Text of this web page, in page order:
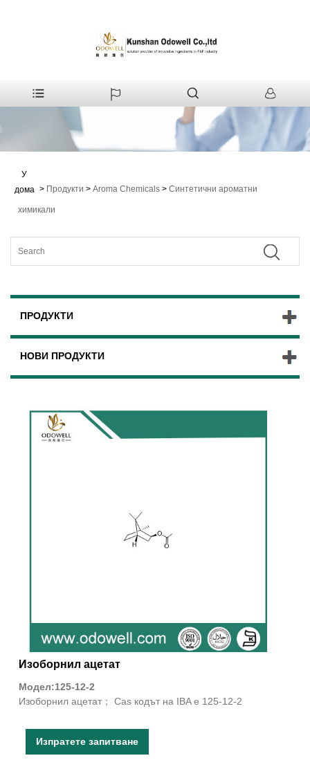
У
дома > Продукти > Aroma Chemicals > Синтетични ароматни
химикали
ПРОДУКТИ
НОВИ ПРОДУКТИ
Изоборнил ацетат
Модел:125-12-2
Изоборнил ацетат； Cas кодът на IBA е 125-12-2
Изпратете запитване